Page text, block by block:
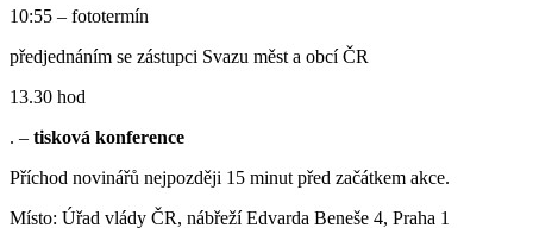
10:55 – fototermín
předjednáním se zástupci Svazu měst a obcí ČR
13.30 hod
. – tisková konference
Příchod novinářů nejpozději 15 minut před začátkem akce.
Místo: Úřad vlády ČR, nábřeží Edvarda Beneše 4, Praha 1